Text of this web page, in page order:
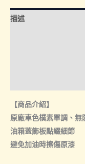
蓋
飾
描述
【商品介紹】
原廠車色樸素單調、無
油箱蓋飾板點綴細節
避免加油時擦傷原漆